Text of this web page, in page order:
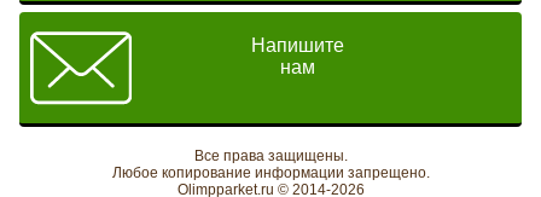
Напишите
нам
Все права защищены.
Любое копирование информации запрещено.
Olimpparket.ru © 2014-2026